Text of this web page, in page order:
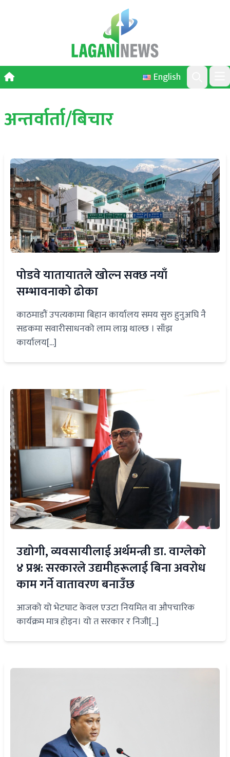
English
Search
अन्तर्वार्ता/बिचार
पोडवे यातायातले खोल्न सक्छ नयाँ
सम्भावनाको ढोका
काठमाडौं उपत्यकामा बिहान कार्यालय समय सुरु हुनुअघि नै
सडकमा सवारीसाधनको लाम लाग्न थाल्छ । साँझ
कार्यालय[...]
उद्योगी, व्यवसायीलाई अर्थमन्त्री डा. वाग्लेको
४ प्रश्न: सरकारले उद्यमीहरूलाई बिना अवरोध
काम गर्ने वातावरण बनाउँछ
आजको यो भेटघाट केवल एउटा नियमित वा औपचारिक
कार्यक्रम मात्र होइन। यो त सरकार र निजी[...]